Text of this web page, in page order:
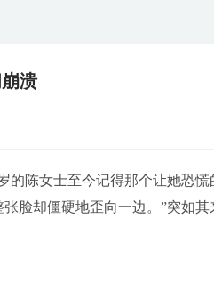
溃
陈女士至今记得那个让她恐慌
脸却僵硬地歪向一边。”突如其